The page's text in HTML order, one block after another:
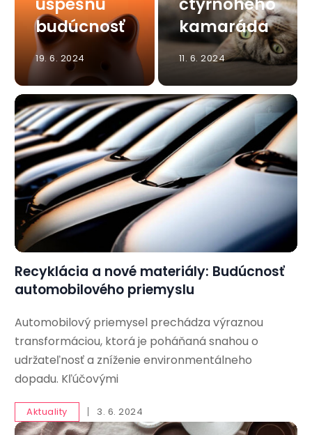
budúcnosť
19. 6. 2024
kamaráda
11. 6. 2024
Recyklácia a nové materiály: Budúcnosť
automobilového priemyslu
Automobilový priemysel prechádza výraznou
transformáciou, ktorá je poháňaná snahou o
udržateľnosť a zníženie environmentálneho
dopadu. Kľúčovými
Aktuality 3. 6. 2024